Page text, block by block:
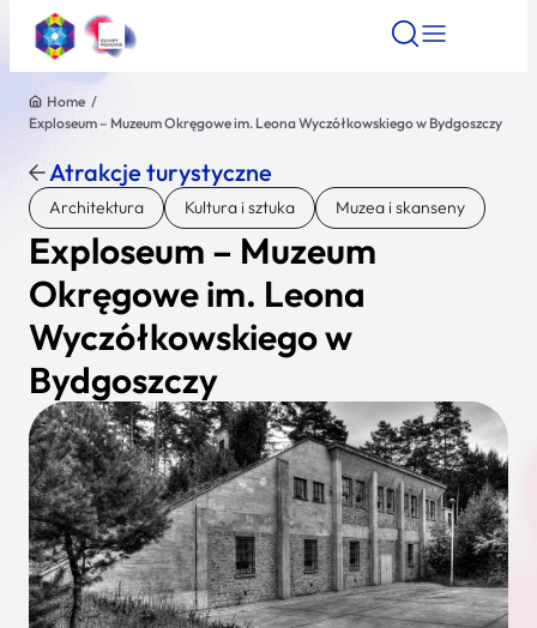
Znajdź atrakcję Znajdź artykuł Znajdź
Znajdź atrakcję
Nazwa atrakcji
Miasto
Kategoria
Wyszukaj
Home /
Exploseum – Muzeum Okręgowe im. Leona Wyczółkowskiego w Bydgoszczy
Atrakcje turystyczne
Architektura Kultura i sztuka Muzea i skanseny
Exploseum – Muzeum
Okręgowe im. Leona
Wyczółkowskiego w
Bydgoszczy